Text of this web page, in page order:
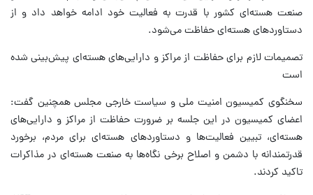
صنعت هسته‌ای کشور با قدرت به فعالیت خود ادامه خواهد داد و از
دستاوردهای هسته‌ای حفاظت می‌شود.
تصمیمات لازم برای حفاظت از مراکز و دارایی‌های هسته‌ای پیش‌بینی شده
است
سخنگوی کمیسیون امنیت ملی و سیاست خارجی مجلس همچنین گفت:
اعضای کمیسیون در این جلسه بر ضرورت حفاظت از مراکز و دارایی‌های
هسته‌ای، تبیین فعالیت‌ها و دستاوردهای هسته‌ای برای مردم، برخورد
قدرتمندانه با دشمن و اصلاح برخی نگاه‌ها به صنعت هسته‌ای در مذاکرات
تاکید کردند.